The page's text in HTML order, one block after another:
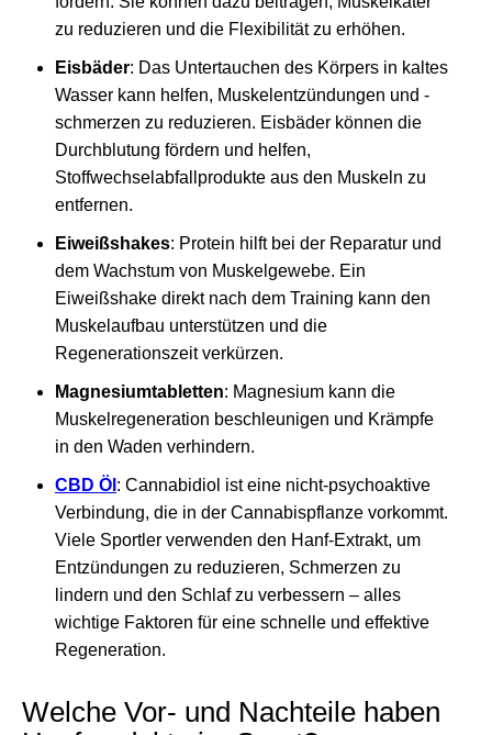
zu reduzieren und die Flexibilität zu erhöhen.
Eisbäder: Das Untertauchen des Körpers in kaltes
Wasser kann helfen, Muskelentzündungen und -
schmerzen zu reduzieren. Eisbäder können die
Durchblutung fördern und helfen,
Stoffwechselabfallprodukte aus den Muskeln zu
entfernen.
Eiweißshakes: Protein hilft bei der Reparatur und
dem Wachstum von Muskelgewebe. Ein
Eiweißshake direkt nach dem Training kann den
Muskelaufbau unterstützen und die
Regenerationszeit verkürzen.
Magnesiumtabletten: Magnesium kann die
Muskelregeneration beschleunigen und Krämpfe
in den Waden verhindern.
CBD Öl : Cannabidiol ist eine nicht-psychoaktive
Verbindung, die in der Cannabispflanze vorkommt.
Viele Sportler verwenden den Hanf-Extrakt, um
Entzündungen zu reduzieren, Schmerzen zu
lindern und den Schlaf zu verbessern – alles
wichtige Faktoren für eine schnelle und effektive
Regeneration.
Welche Vor- und Nachteile haben